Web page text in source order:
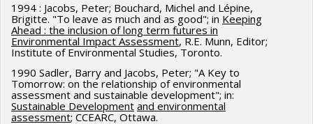
1994 : Jacobs, Peter; Bouchard, Michel and Lépine,
Brigitte. "To leave as much and as good"; in Keeping
Ahead : the inclusion of long term futures in
Environmental Impact Assessment, R.E. Munn, Editor;
Institute of Environmental Studies, Toronto.
1990 Sadler, Barry and Jacobs, Peter; "A Key to
Tomorrow: on the relationship of environmental
assessment and sustainable development"; in:
Sustainable Development and environmental
assessment; CCEARC, Ottawa.